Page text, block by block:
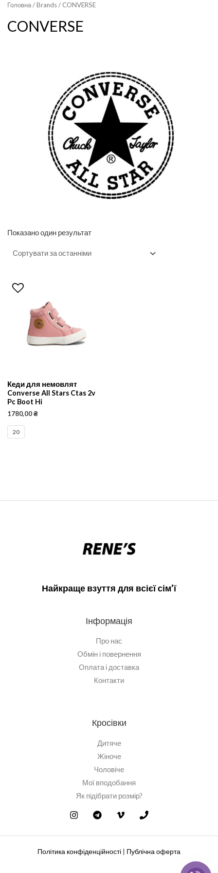
Головна/ Brands / CONVERSE
CONVERSE
Показано один результат
Кеди для немовлят
Converse All Stars Ctas 2v
Pc Boot Hi
1780,00₴
20
Найкраще взуття для всієї сім'ї
Інформація
Про нас
Обмін і повернення
Оплата і доставка
Контакти
Кросівки
Дитяче
Жіноче
Чоловіче
Мої вподобання
Як підібрати розмір?
Політика конфіденційності Публічна оферта